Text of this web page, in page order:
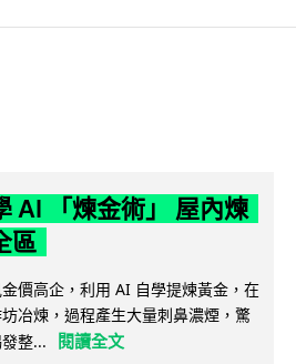
AI 「煉金術」 屋內煉
區
價高企，利用 AI 自學提煉黃金，在
冶煉，過程產生大量刺鼻濃煙，驚
整...
閱讀全文